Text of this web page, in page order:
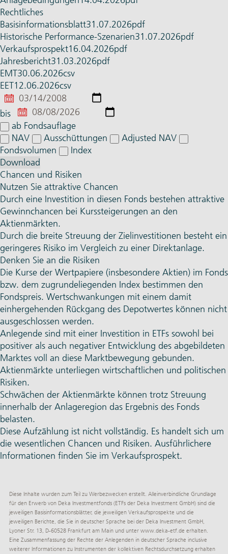
Rechtliches
Basis­informationsblatt31.07.2026pdf
Histo­rische Performance-Szenarien31.07.2026pdf
Verkaufsprospekt16.04.2026pdf
Jahres­bericht31.03.2026pdf
EMT30.06.2026csv
EET12.06.2026csv
von
bis
ab Fondsauflage
NAV
Ausschüttungen
Adjusted NAV
Fondsvolumen
Index
Download
Chancen und Risiken
Nutzen Sie attraktive Chancen
Durch eine Investition in diesen Fonds bestehen attraktive
Gewinnchancen bei Kurssteigerungen an den
Aktienmärkten.
Durch die breite Streuung der Zielinvestitionen besteht ein
geringeres Risiko im Vergleich zu einer Direktanlage.
Denken Sie an die Risiken
Die Kurse der Wertpapiere (insbesondere Aktien) im Fonds
bzw. dem zugrundeliegenden Index bestimmen den
Fondspreis. Wertschwankungen mit einem damit
einhergehenden Rückgang des Depotwertes können nicht
ausgeschlossen werden.
Anlegende sind mit einer Investition in ETFs sowohl bei
positiver als auch negativer Entwicklung des abgebildeten
Marktes voll an diese Marktbewegung gebunden.
Aktienmärkte unterliegen wirtschaftlichen und politischen
Risiken.
Schwächen der Aktienmärkte können trotz Streuung
innerhalb der Anlageregion das Ergebnis des Fonds
belasten.
Diese Aufzählung ist nicht vollständig. Es handelt sich um
die wesentlichen Chancen und Risiken. Ausführlichere
Informationen finden Sie im Verkaufsprospekt.
Diese Inhalte wurden zum Teil zu Werbezwecken erstellt. Alleinverbindliche Grundlage
für den Erwerb von Deka Investmentfonds (ETFs der Deka Investment GmbH) sind die
jeweiligen Basisinformationsblätter, die jeweiligen Verkaufsprospekte und die
jeweiligen Berichte, die Sie in deutscher Sprache bei der Deka Investment GmbH,
Lyoner Str. 13, D-60528 Frankfurt am Main und unter www.deka-etf.de erhalten.
Eine Zusammenfassung der Rechte der Anlegenden in deutscher Sprache inclusive
weiterer Informationen zu Instrumenten der kollektiven Rechtsdurchsetzung erhalten